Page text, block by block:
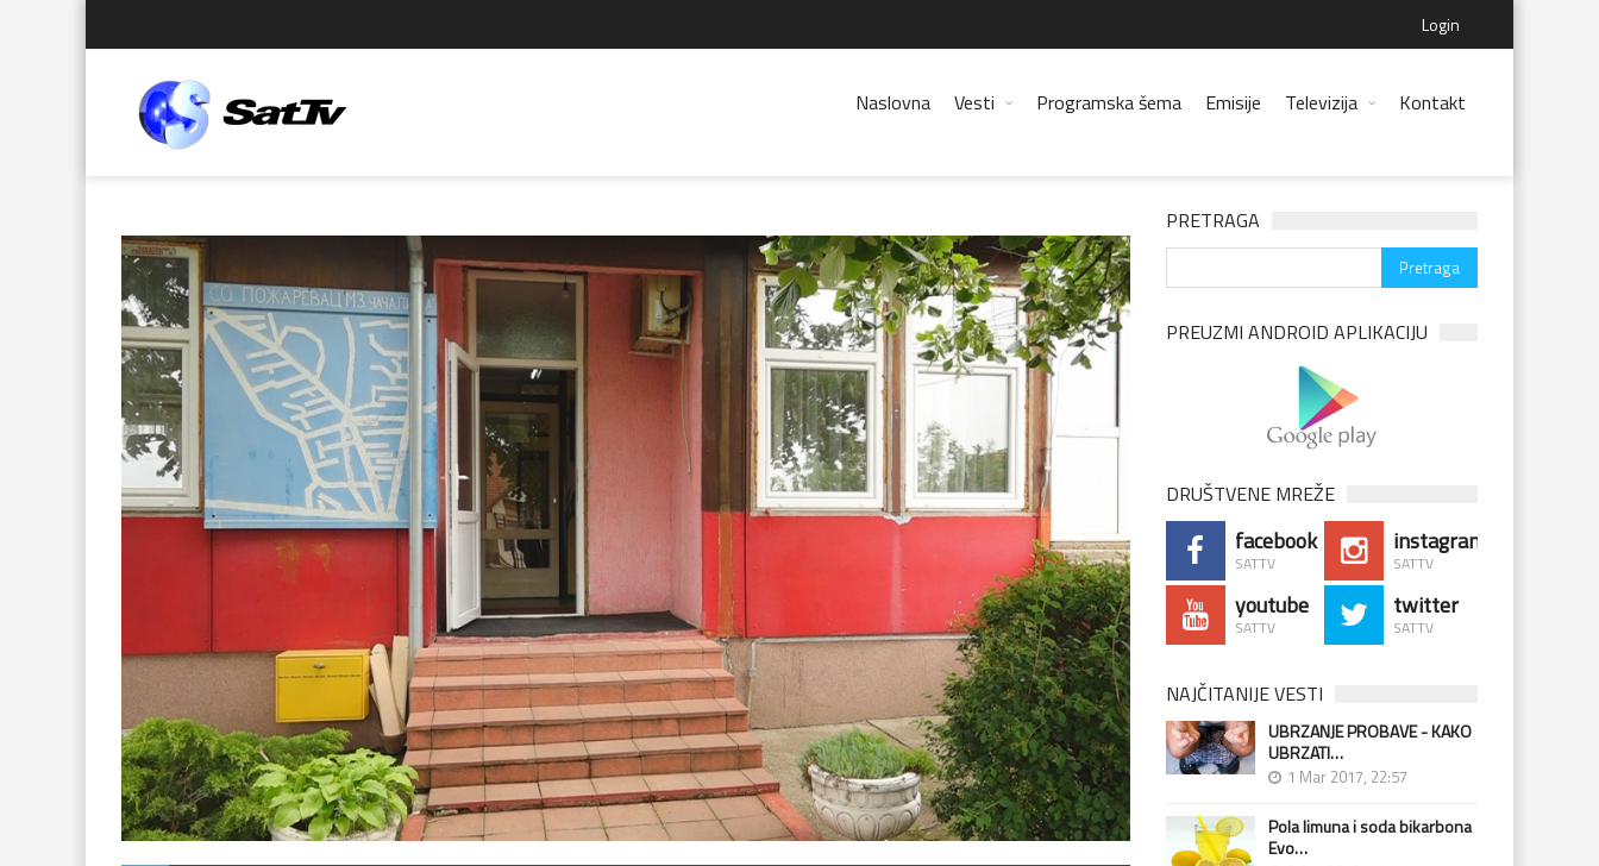
Login
Naslovna Vesti Programska šema Emisije Televizija Kontakt
PRETRAGA
PREUZMI ANDROID APLIKACIJU
DRUŠTVENE MREŽE
facebook
SATTV
instagram
SATTV
youtube
SATTV
twitter
SATTV
NAJČITANIJE VESTI
UBRZANJE PROBAVE - KAKO
UBRZATI…
1 Mar 2017, 22:57
Pola limuna i soda bikarbona
Evo…